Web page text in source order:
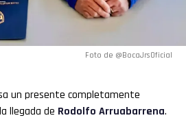
Foto de @BocaJrsOficial
un presente completamente
llegada de Rodolfo Arruabarrena.